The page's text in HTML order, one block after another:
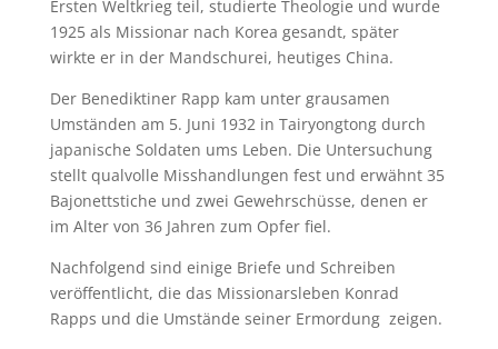
Ersten Weltkrieg teil, studierte Theologie und wurde
1925 als Missionar nach Korea gesandt, später
wirkte er in der Mandschurei, heutiges China.
Der Benediktiner Rapp kam unter grausamen
Umständen am 5. Juni 1932 in Tairyongtong durch
japanische Soldaten ums Leben. Die Untersuchung
stellt qualvolle Misshandlungen fest und erwähnt 35
Bajonettstiche und zwei Gewehrschüsse, denen er
im Alter von 36 Jahren zum Opfer fiel.
Nachfolgend sind einige Briefe und Schreiben
veröffentlicht, die das Missionarsleben Konrad
Rapps und die Umstände seiner Ermordung zeigen.